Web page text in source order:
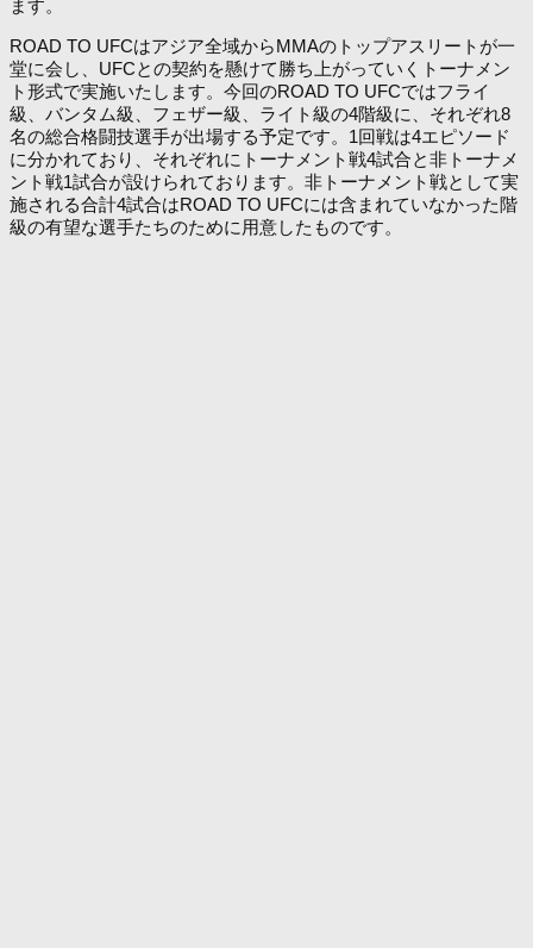
ます。
ROAD TO UFCはアジア全域からMMAのトップアスリートが一
堂に会し、UFCとの契約を懸けて勝ち上がっていくトーナメン
ト形式で実施いたします。今回のROAD TO UFCではフライ
級、バンタム級、フェザー級、ライト級の4階級に、それぞれ8
名の総合格闘技選手が出場する予定です。1回戦は4エピソード
に分かれており、それぞれにトーナメント戦4試合と非トーナメ
ント戦1試合が設けられております。非トーナメント戦として実
施される合計4試合はROAD TO UFCには含まれていなかった階
級の有望な選手たちのために用意したものです。